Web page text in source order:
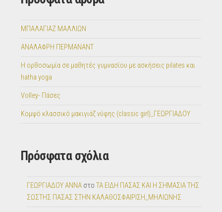
ΜΠΑΛΑΓΙΑΖ ΜΑΛΛΙΩΝ
ΑΝΑΛΑΦΡΗ ΠΕΡΜΑΝΑΝΤ
Η ορθοσωμία σε μαθητές γυμνασίου με ασκήσεις pilates και
hatha yoga
Volley- Πάσες
Κομψό κλασσικό μακιγιάζ νύφης (classic girl)_ΓΕΩΡΓΙΑΔΟΥ
Πρόσφατα σχόλια
ΓΕΩΡΓΙΑΔΟΥ ΑΝΝΑστο ΤΑ ΕΙΔΗ ΠΑΣΑΣ ΚΑΙ Η ΣΗΜΑΣΙΑ ΤΗΣ
ΣΩΣΤΗΣ ΠΑΣΑΣ ΣΤΗΝ ΚΑΛΑΘΟΣΦΑΙΡΙΣΗ_ΜΗΛΙΩΝΗΣ